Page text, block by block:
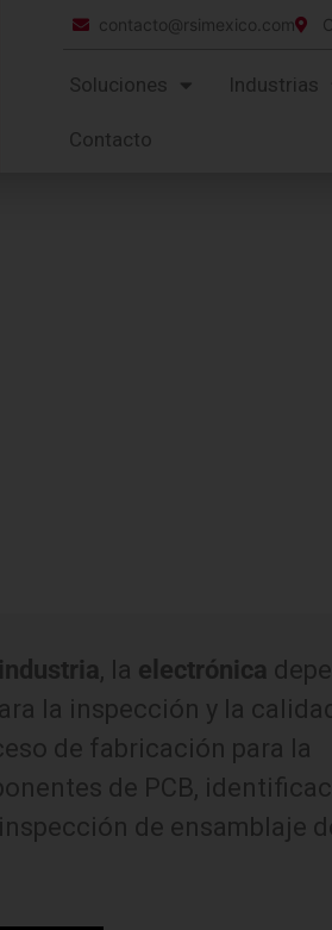
contacto@rsimexico.com
Soluciones Industrias
Contacto
industria, la electrónica
la inspección y la
de fabricación para la
de PCB,
de ensamblaje